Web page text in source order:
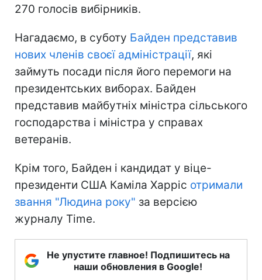
270 голосів вибірників.
Нагадаємо, в суботу Байден представив
нових членів своєї адміністрації, які
займуть посади після його перемоги на
президентських виборах. Байден
представив майбутніх міністра сільського
господарства і міністра у справах
ветеранів.
Крім того, Байден і кандидат у віце-
президенти США Каміла Харріс отримали
звання "Людина року" за версією
журналу Time.
Не упустите главное! Подпишитесь на
наши обновления в Google!